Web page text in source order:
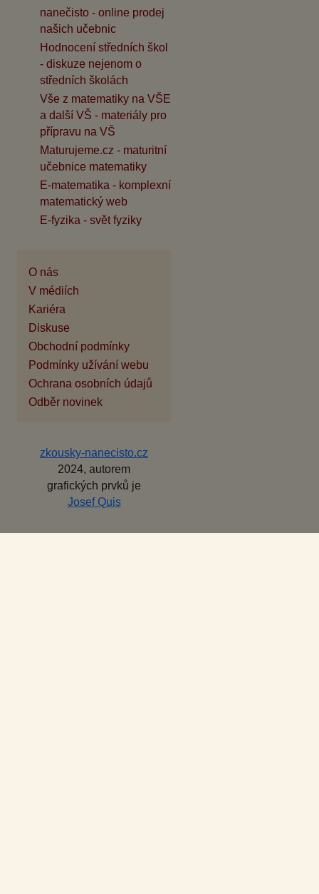
nanečisto - online prodej
našich učebnic
Hodnocení středních škol
- diskuze nejenom o
středních školách
Vše z matematiky na VŠE
a další VŠ - materiály pro
přípravu na VŠ
Maturujeme.cz - maturitní
učebnice matematiky
E-matematika - komplexní
matematický web
E-fyzika - svět fyziky
O nás
V médiích
Kariéra
Diskuse
Obchodní podmínky
Podmínky užívání webu
Ochrana osobních údajů
Odběr novinek
zkousky-nanecisto.cz
2024, autorem
grafických prvků je
Josef Quis